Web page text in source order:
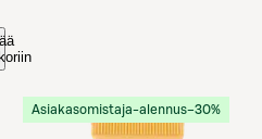
Asiakasomistaja-alennus−30%